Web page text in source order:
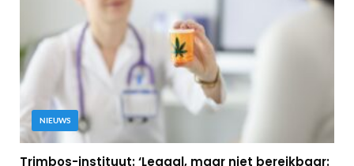
NIEUWS
Trimbos-instituut: ‘Legaal, maar niet bereikbaar: